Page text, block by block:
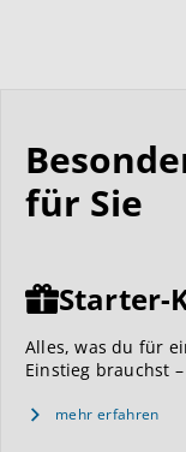
für Sie
Starter-
Alles, was du für
Einstieg brauchst
mehr erfahren